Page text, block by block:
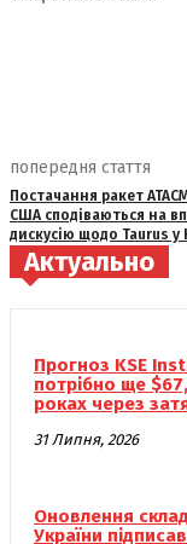
попередня стаття
Постачання ракет
США сподіваються на
дискусію щодо Taurus у
Актуально
Прогноз KSE
потрібно ще
роках через
31 Липня, 2026
Оновлення
України